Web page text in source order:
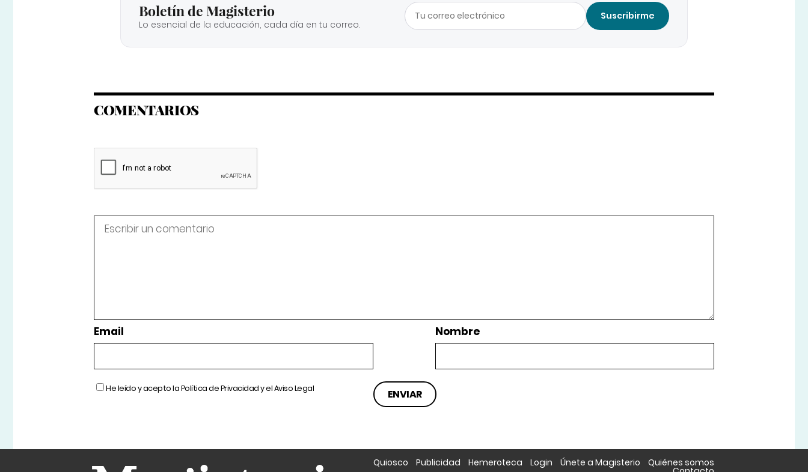
Boletín de Magisterio
Lo esencial de la educación, cada día en tu correo.
Suscribirme
COMENTARIOS
Email Nombre
He leído y acepto laPolítica de Privacidady elAviso Legal
Quiosco Publicidad Hemeroteca Login Únete a Magisterio Quiénes somos